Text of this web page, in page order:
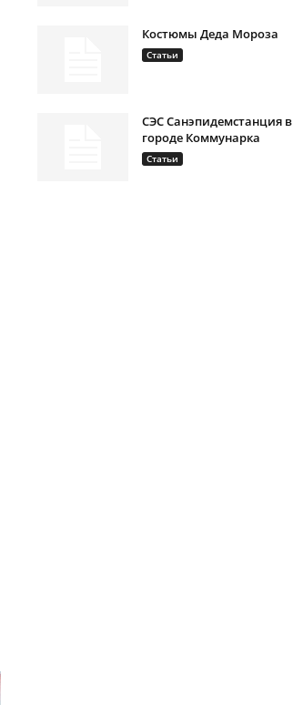
Костюмы Деда Мороза
Статьи
СЭС Санэпидемстанция в
городе Коммунарка
Статьи